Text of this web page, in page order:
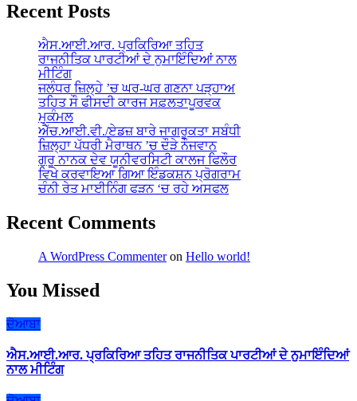
Recent Posts
ਐਸ.ਆਈ.ਆਰ. ਪ੍ਰਕਿਰਿਆ ਤਹਿਤ
ਰਾਜਨੀਤਿਕ ਪਾਰਟੀਆਂ ਦੇ ਨੁਮਾਇੰਦਿਆਂ ਨਾਲ
ਮੀਟਿੰਗ
ਜਲੰਧਰ ਜ਼ਿਲ੍ਹੇ ’ਚ ਘਰ-ਘਰ ਗਣਨਾ ਪੜ੍ਹਾਅ
ਤਹਿਤ ਸੌ ਫੀਸਦੀ ਕਾਰਜ ਸਫ਼ਲਤਾਪੂਰਵਕ
ਮੁਕੰਮਲ
ਐੱਚ.ਆਈ.ਵੀ./ਏਡਜ਼ ਬਾਰੇ ਜਾਗਰੂਕਤਾ ਸਬੰਧੀ
ਜ਼ਿਲ੍ਹਾ ਪੱਧਰੀ ਮੈਰਾਥਨ ’ਚ ਦੌੜੇ ਨੌਜਵਾਨ
ਗੁਰੂ ਨਾਨਕ ਦੇਵ ਯੂਨੀਵਰਸਿਟੀ ਕਾਲਜ ਫਿਲੌਰ
ਵਿਖੇ ਕਰਵਾਇਆ ਗਿਆ ਇੰਡਕਸ਼ਨ ਪ੍ਰੋਗਰਾਮ
ਚੰਨੀ ਰੇਤ ਮਾਈਨਿੰਗ ਫੜਨ ‘ਚ ਰਹੇ ਅਸਫਲ
Recent Comments
A WordPress Commenteron Hello world!
You Missed
ਦੋਆਬਾ
ਐਸ.ਆਈ.ਆਰ. ਪ੍ਰਕਿਰਿਆ ਤਹਿਤ ਰਾਜਨੀਤਿਕ ਪਾਰਟੀਆਂ ਦੇ ਨੁਮਾਇੰਦਿਆਂ
ਨਾਲ ਮੀਟਿੰਗ